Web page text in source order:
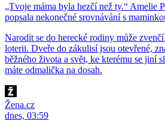
„Tvoje máma byla hezčí než ty.“ Amelie
popsala nekonečné srovnávání s
Narodit se do herecké rodiny může
loterii. Dveře do zákulisí jsou otevřené,
běžného života a svět, ke kterému se jiní
máte odmalička na dosah.
Žena.cz
dnes, 03:59